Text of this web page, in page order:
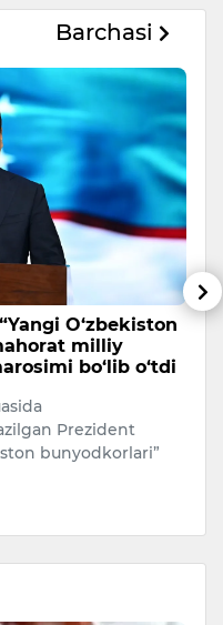
Barchasi
O‘zbekiston
milliy
bo‘lib o‘tdi
Prezident
bunyodkorlari”